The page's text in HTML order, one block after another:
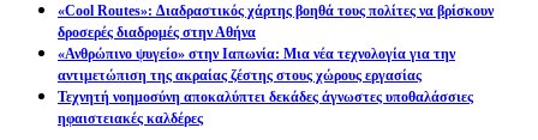
«Cool Routes»: Διαδραστικός χάρτης βοηθά τους πολίτες να βρίσκουν
δροσερές διαδρομές στην Αθήνα
«Ανθρώπινο ψυγείο» στην Ιαπωνία: Μια νέα τεχνολογία για την
αντιμετώπιση της ακραίας ζέστης στους χώρους εργασίας
Τεχνητή νοημοσύνη αποκαλύπτει δεκάδες άγνωστες υποθαλάσσιες
ηφαιστειακές καλδέρες